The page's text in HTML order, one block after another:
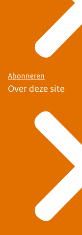
Abonneren
Over deze site